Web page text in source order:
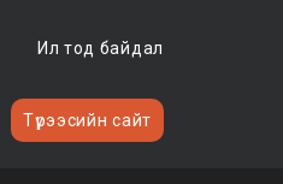
Ил тод байдал
Түрээсийн сайт